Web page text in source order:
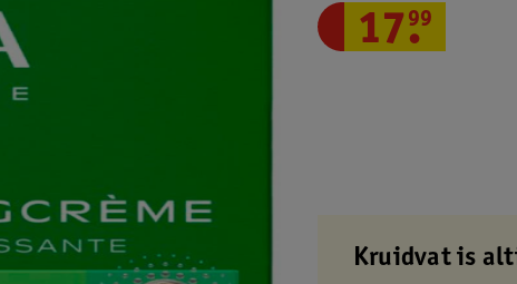
17.
99
Kruidvat is